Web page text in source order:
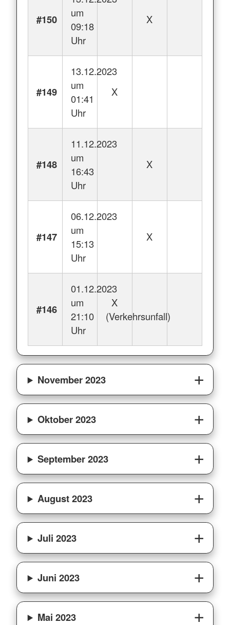
#150
um
09:18
Uhr
X
#149
13.12.2023
um
01:41
Uhr
X
#148
11.12.2023
um
16:43
Uhr
X
#147
06.12.2023
um
15:13
Uhr
X
#146
01.12.2023
um
21:10
Uhr
X
(Verkehrsunfall)
November 2023
Oktober 2023
September 2023
August 2023
Juli 2023
Juni 2023
Mai 2023